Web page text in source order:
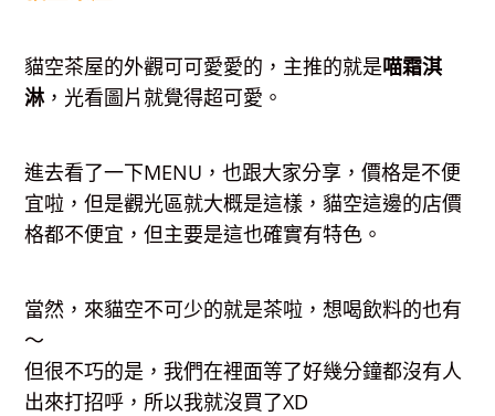
貓空茶屋的外觀可可愛愛的，主推的就是喵霜淇
淋，光看圖片就覺得超可愛。
進去看了一下MENU，也跟大家分享，價格是不便
宜啦，但是觀光區就大概是這樣，貓空這邊的店價
格都不便宜，但主要是這也確實有特色。
當然，來貓空不可少的就是茶啦，想喝飲料的也有
～
但很不巧的是，我們在裡面等了好幾分鐘都沒有人
出來打招呼，所以我就沒買了XD